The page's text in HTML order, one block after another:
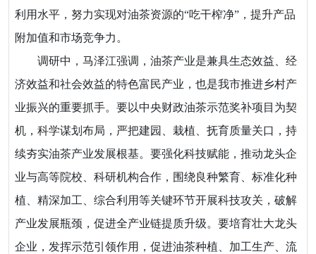
利用水平，努力实现对油茶资源的“吃干榨净”，提升产品
附加值和市场竞争力。
调研中，马泽江强调，油茶产业是兼具生态效益、经
济效益和社会效益的特色富民产业，也是我市推进乡村产
业振兴的重要抓手。要以中央财政油茶示范奖补项目为契
机，科学谋划布局，严把建园、栽植、抚育质量关口，持
续夯实油茶产业发展根基。要强化科技赋能，推动龙头企
业与高等院校、科研机构合作，围绕良种繁育、标准化种
植、精深加工、综合利用等关键环节开展科技攻关，破解
产业发展瓶颈，促进全产业链提质升级。要培育壮大龙头
企业，发挥示范引领作用，促进油茶种植、加工生产、流